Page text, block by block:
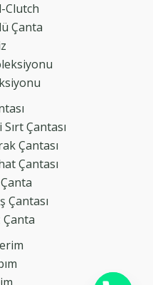
Clutch
Çanta
Çantası
Çantası
Çantası
Çantası
Çanta